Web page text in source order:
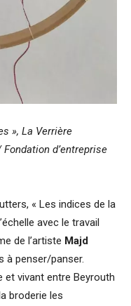
», La Verrière
d’entreprise
« Les indices de la
avec le travail
de l’artiste Majd
à penser/panser.
et vivant entre Beyrouth
broderie les